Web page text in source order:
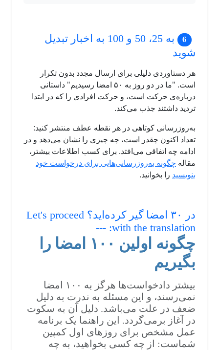
به 25، 50 و 100 به اخبار تبدیل
شوید
هر دستاوردی دلیلی برای ارسال مجدد بدون تکرار
است. "ما در دو روز به ۵۰ امضا رسیدیم" داستانی
درباره‌ی حرکت است، و حرکت افرادی را که در ابتدا
تردید داشتند جذب می‌کند.
به‌روزرسانی کوتاهی در هر نقطه عطف منتشر کنید:
تعداد اکنون چقدر است، چه چیزی را نشان می‌دهد و در
ادامه چه اتفاقی می‌افتد. برای کسب اطلاعات بیشتر،
مقاله چگونه به‌روزرسانی‌هایی برای درخواست خود
بنویسید را بخوانید.
در ۳۰ امضا گیر کرده‌اید؟ Let's proceed
with the translation: ---
چگونه اولین ۱۰۰ امضا را
بگیریم
بیشتر دادخواست‌ها هرگز به ۱۰۰ امضا
نمی‌رسند، و این مسئله به ندرت به دلیل
ضعف در علت می‌باشد. دلیل آن به سکوت
در آغاز برمی‌گردد. این راهنما یک برنامه
عمل مشخص برای روزهای اول کمپین
شماست: از چه کسی بخواهید، به چه